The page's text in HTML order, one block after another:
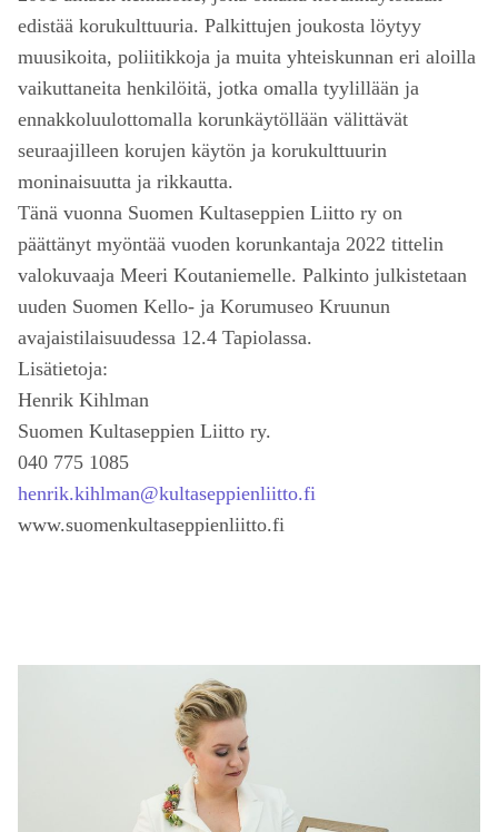
edistää korukulttuuria. Palkittujen joukosta löytyy
muusikoita, poliitikkoja ja muita yhteiskunnan eri aloilla
vaikuttaneita henkilöitä, jotka omalla tyylillään ja
ennakkoluulottomalla korunkäytöllään välittävät
seuraajilleen korujen käytön ja korukulttuurin
moninaisuutta ja rikkautta.
Tänä vuonna Suomen Kultaseppien Liitto ry on
päättänyt myöntää vuoden korunkantaja 2022 tittelin
valokuvaaja Meeri Koutaniemelle. Palkinto julkistetaan
uuden Suomen Kello- ja Korumuseo Kruunun
avajaistilaisuudessa 12.4 Tapiolassa.
Lisätietoja:
Henrik Kihlman
Suomen Kultaseppien Liitto ry.
040 775 1085
henrik.kihlman@kultaseppienliitto.fi
www.suomenkultaseppienliitto.fi